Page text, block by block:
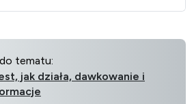
tematu:
jak działa, dawkowanie i